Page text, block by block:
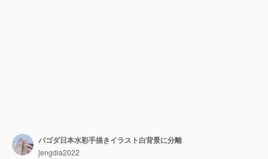
パゴダ日本水彩手描きイラスト白背景に分離
jengdia2022